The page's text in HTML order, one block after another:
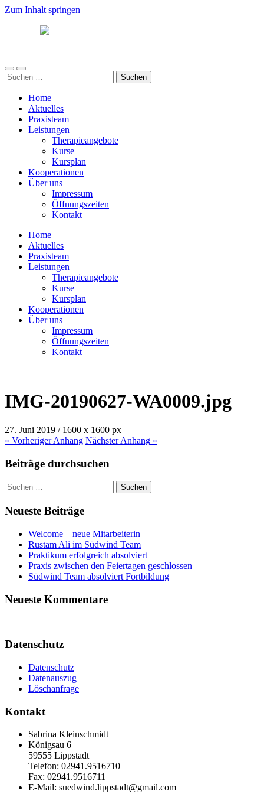
Zum Inhalt springen
Südwind
Mobile-
Menü
Suchfeld
ein-/ausblenden
Suchen
nach:
Home
Aktuelles
Praxisteam
Leistungen
Therapieangebote
Kurse
Kursplan
Kooperationen
Über uns
Impressum
Öffnungszeiten
Kontakt
Home
Aktuelles
Praxisteam
Leistungen
Therapieangebote
Kurse
Kursplan
Kooperationen
Über uns
Impressum
Öffnungszeiten
Kontakt
IMG-20190627-WA0009.jpg
27. Juni 2019 / 1600 x 1600 px
« VorherigerAnhang NächsterAnhang »
Beiträge durchsuchen
Suchen
nach:
Neueste Beiträge
Welcome – neue Mitarbeiterin
Rustam Ali im Südwind Team
Praktikum erfolgreich absolviert
Praxis zwischen den Feiertagen geschlossen
Südwind Team absolviert Fortbildung
Neueste Kommentare
Datenschutz
Datenschutz
Datenauszug
Löschanfrage
Kontakt
Sabrina Kleinschmidt
Königsau 6
59555 Lippstadt
Telefon: 02941.9516710
Fax: 02941.9516711
E-Mail: suedwind.lippstadt@gmail.com